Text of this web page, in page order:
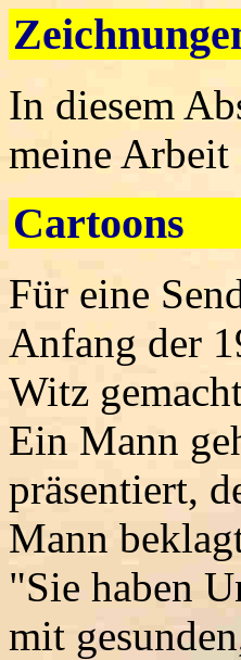
In diesem
meine Arbeit
Cartoons
Für eine
Anfang der
Witz
Ein Mann
präsentiert,
Mann
"Sie haben
mit